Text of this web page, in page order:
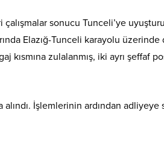
çalışmalar sonucu Tunceli’ye
Elazığ-Tunceli karayolu
kısmına zulalanmış, iki ayrı şeffaf
alındı. İşlemlerinin ardından